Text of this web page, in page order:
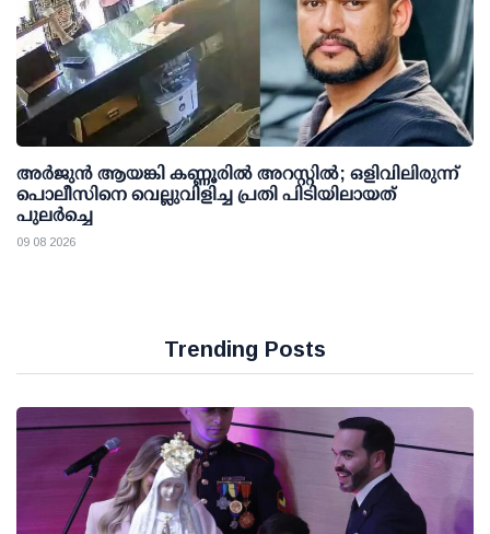
അര്‍ജുന്‍ ആയങ്കി കണ്ണൂരില്‍ അറസ്റ്റില്‍; ഒളിവിലിരുന്ന്
പൊലീസിനെ വെല്ലുവിളിച്ച പ്രതി പിടിയിലായത്
പുലര്‍ച്ചെ
09 08 2026
Trending Posts